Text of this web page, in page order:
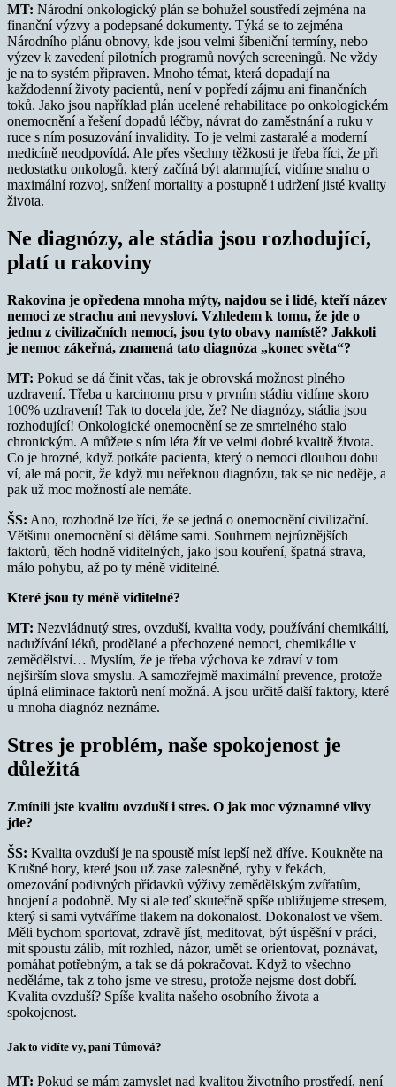
MT: Národní onkologický plán se bohužel soustředí zejména na
finanční výzvy a podepsané dokumenty. Týká se to zejména
Národního plánu obnovy, kde jsou velmi šibeniční termíny, nebo
výzev k zavedení pilotních programů nových screeningů. Ne vždy
je na to systém připraven. Mnoho témat, která dopadají na
každodenní životy pacientů, není v popředí zájmu ani finančních
toků. Jako jsou například plán ucelené rehabilitace po onkologickém
onemocnění a řešení dopadů léčby, návrat do zaměstnání a ruku v
ruce s ním posuzování invalidity. To je velmi zastaralé a moderní
medicíně neodpovídá. Ale přes všechny těžkosti je třeba říci, že při
nedostatku onkologů, který začíná být alarmující, vidíme snahu o
maximální rozvoj, snížení mortality a postupně i udržení jisté kvality
života.
Ne diagnózy, ale stádia jsou rozhodující,
platí u rakoviny
Rakovina je opředena mnoha mýty, najdou se i lidé, kteří název
nemoci ze strachu ani nevysloví. Vzhledem k tomu, že jde o
jednu z civilizačních nemocí, jsou tyto obavy namístě? Jakkoli
je nemoc zákeřná, znamená tato diagnóza „konec světa“?
MT: Pokud se dá činit včas, tak je obrovská možnost plného
uzdravení. Třeba u karcinomu prsu v prvním stádiu vidíme skoro
100% uzdravení! Tak to docela jde, že? Ne diagnózy, stádia jsou
rozhodující! Onkologické onemocnění se ze smrtelného stalo
chronickým. A můžete s ním léta žít ve velmi dobré kvalitě života.
Co je hrozné, když potkáte pacienta, který o nemoci dlouhou dobu
ví, ale má pocit, že když mu neřeknou diagnózu, tak se nic neděje, a
pak už moc možností ale nemáte.
ŠS: Ano, rozhodně lze říci, že se jedná o onemocnění civilizační.
Většinu onemocnění si děláme sami. Souhrnem nejrůznějších
faktorů, těch hodně viditelných, jako jsou kouření, špatná strava,
málo pohybu, až po ty méně viditelné.
Které jsou ty méně viditelné?
MT: Nezvládnutý stres, ovzduší, kvalita vody, používání chemikálií,
nadužívání léků, prodělané a přechozené nemoci, chemikálie v
zemědělství… Myslím, že je třeba výchova ke zdraví v tom
nejširším slova smyslu. A samozřejmě maximální prevence, protože
úplná eliminace faktorů není možná. A jsou určitě další faktory, které
u mnoha diagnóz neznáme.
Stres je problém, naše spokojenost je
důležitá
Zmínili jste kvalitu ovzduší i stres. O jak moc významné vlivy
jde?
ŠS: Kvalita ovzduší je na spoustě míst lepší než dříve. Koukněte na
Krušné hory, které jsou už zase zalesněné, ryby v řekách,
omezování podivných přídavků výživy zemědělským zvířatům,
hnojení a podobně. My si ale teď skutečně spíše ubližujeme stresem,
který si sami vytváříme tlakem na dokonalost. Dokonalost ve všem.
Měli bychom sportovat, zdravě jíst, meditovat, být úspěšní v práci,
mít spoustu zálib, mít rozhled, názor, umět se orientovat, poznávat,
pomáhat potřebným, a tak se dá pokračovat. Když to všechno
neděláme, tak z toho jsme ve stresu, protože nejsme dost dobří.
Kvalita ovzduší? Spíše kvalita našeho osobního života a
spokojenost.
Jak to vidíte vy, paní Tůmová?
MT: Pokud se mám zamyslet nad kvalitou životního prostředí, není